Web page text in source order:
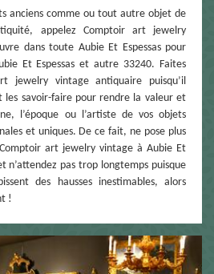
anciens comme ou tout autre objet de
appelez Comptoir art jewelry
dans toute Aubie Et Espessas pour
Et Espessas et autre 33240. Faites
jewelry vintage antiquaire puisqu’il
les savoir-faire pour rendre la valeur et
l’époque ou l’artiste de vos objets
et uniques. De ce fait, ne pose plus
art jewelry vintage à Aubie Et
n’attendez pas trop longtemps puisque
des hausses inestimables, alors
!